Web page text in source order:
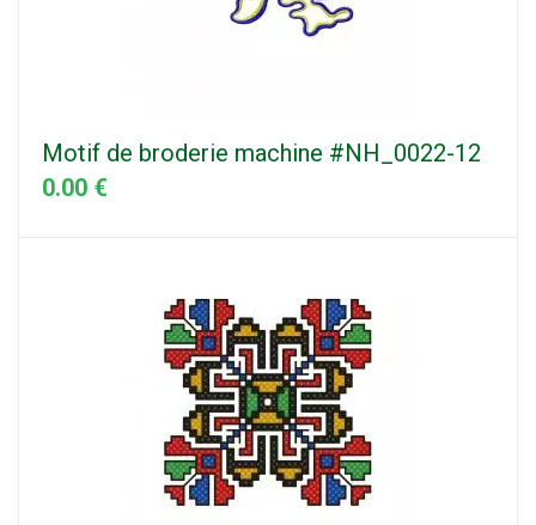
Motif de broderie machine #NH_0022-12
0.00 €